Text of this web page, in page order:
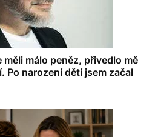
málo peněz, přivedlo mě
Po narození dětí jsem začal